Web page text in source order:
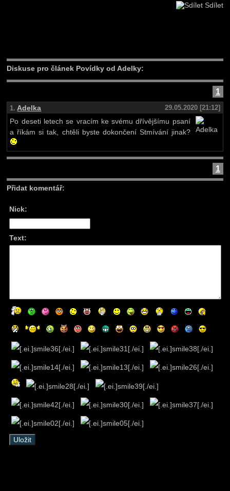
Sdílet
Diskuse pro článek Povídky od Adelky:
1
1. Adelka
29.05.2020 [21:12]
Po deseti letech se vracím ke svému dřívějšímu psaní
a říkám si tak, chtěli byste dokončení Stmívání jinak?
1
Přidat komentář:
Nick:
Text: